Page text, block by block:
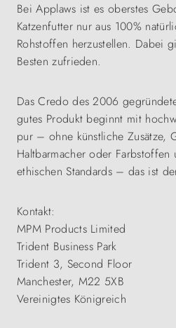
Bei Applaws ist es oberstes
Katzenfutter nur aus 100%
Rohstoffen herzustellen. Dabei
Besten zufrieden.
Das Credo des 2006
gutes Produkt beginnt mit
pur – ohne künstliche Zusätze,
Haltbarmacher oder
ethischen Standards – das ist
Kontakt:
MPM Products Limited
Trident Business Park
Trident 3, Second Floor
Manchester, M22 5XB
Vereinigtes Königreich